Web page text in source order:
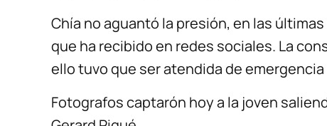
Chía no aguantó la presión, en las
que ha recibido en redes sociales. La
ello tuvo que ser atendida de
Fotografos captarón hoy a la joven